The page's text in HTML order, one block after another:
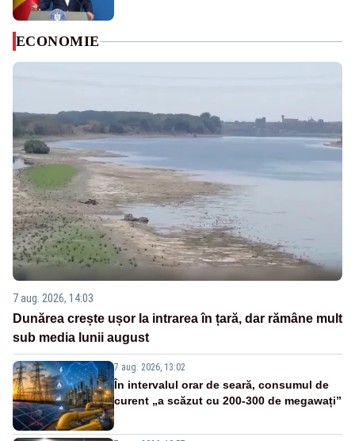
ECONOMIE
7 aug. 2026, 14:03
Dunărea crește ușor la intrarea în țară, dar rămâne mult
sub media lunii august
7 aug. 2026, 13:02
În intervalul orar de seară, consumul de
curent „a scăzut cu 200-300 de megawați”